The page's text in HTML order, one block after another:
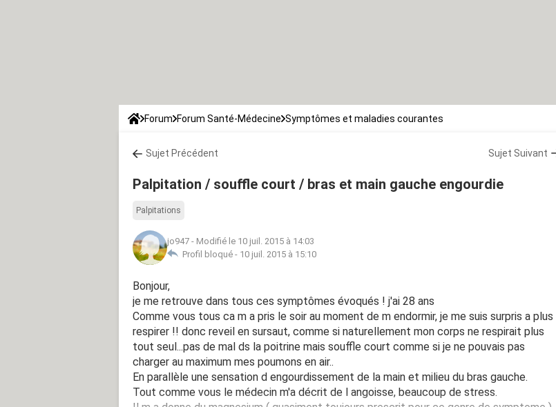
Forum Forum Santé-Médecine Symptômes et maladies courantes
Sujet Précédent Sujet Suivant
Palpitation / souffle court / bras et main gauche engourdie
Palpitations
jo947 - Modifié le 10 juil. 2015 à 14:03
Profil bloqué - 10 juil. 2015 à 15:10
Bonjour,
je me retrouve dans tous ces symptômes évoqués ! j'ai 28 ans
Comme vous tous ca m a pris le soir au moment de m endormir, je me suis surpris a plus
respirer !! donc reveil en sursaut, comme si naturellement mon corps ne respirait plus
tout seul...pas de mal ds la poitrine mais souffle court comme si je ne pouvais pas
charger au maximum mes poumons en air..
En parallèle une sensation d engourdissement de la main et milieu du bras gauche.
Tout comme vous le médecin m'a décrit de l angoisse, beaucoup de stress.